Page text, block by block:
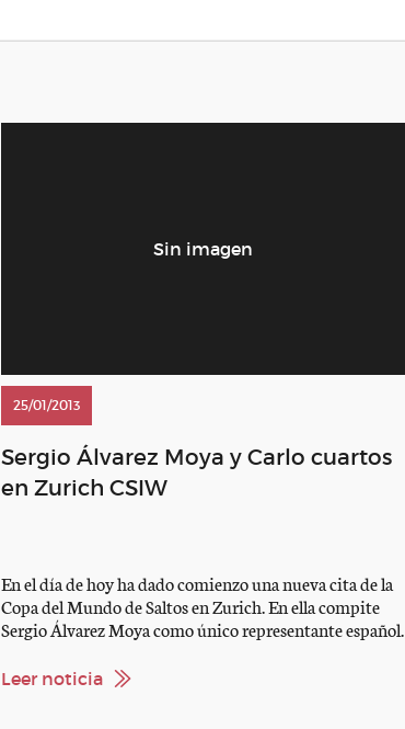
25/01/2013
Sergio Álvarez Moya y Carlo cuartos
en Zurich CSIW
En el día de hoy ha dado comienzo una nueva cita de la
Copa del Mundo de Saltos en Zurich. En ella compite
Sergio Álvarez Moya como único representante español.
mediana compitió con Abab van het Molenhof, siendo
Leer noticia